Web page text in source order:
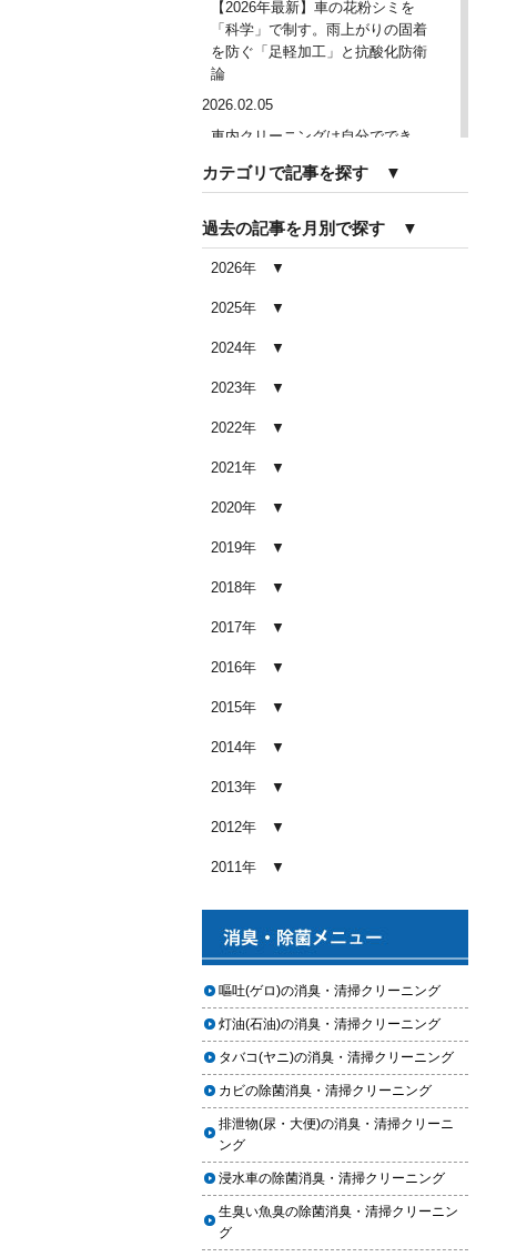
【2026年最新】車の花粉シミを
「科学」で制す。雨上がりの固着
を防ぐ「足軽加工」と抗酸化防衛
論
2026.02.05
車内クリーニングは自分ででき
界を徹底解説
車内クリーニングで失敗する人の
共通点｜やってはいけない5つの判
2026.02.03
車内クリーニング業者の選び方｜
つのポイント
2026.02.02
果を感じない人が見落としている3
つの原因
自分でできる？プロに頼むべき境
2026.01.05
【2026年版】車内の臭いが取れな
ビ別の正しい対処法
2026.01.04
どこまでやるべき？目的別おすす
め内容と費用目安
別に徹底比較
2026.01.02
ヘッドライト黄ばみ取りの料金相
場｜イエローハット・オートバッ
クス・専門店を徹底比較【2026年
版】
2026.01.01
【2026年版】イエローハットのカ
ーフィルム料金はいくら？施工内
容・相場・安くするコツ
2025.12.05
車のヘッドライト交換のタイミン
グと費用
カテゴリで記事を探す ▼
過去の記事を月別で探す ▼
2026年
2025年
2024年
2023年
2022年
2021年
2020年
2019年
2018年
2017年
2016年
2015年
2014年
2013年
2012年
2011年
嘔吐(ゲロ)の消臭・清掃クリーニング
灯油(石油)の消臭・清掃クリーニング
タバコ(ヤニ)の消臭・清掃クリーニング
カビの除菌消臭・清掃クリーニング
排泄物(尿・大便)の消臭・清掃クリーニ
ング
浸水車の除菌消臭・清掃クリーニング
生臭い魚臭の除菌消臭・清掃クリーニン
グ